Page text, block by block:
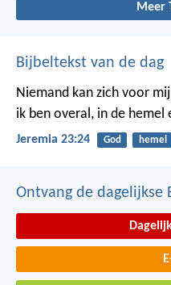
Meer
Bijbeltekst van de dag
Niemand kan zich voor
ik ben overal, in de hemel
Jeremia 23:24 God hemel
Ontvang de dagelijkse